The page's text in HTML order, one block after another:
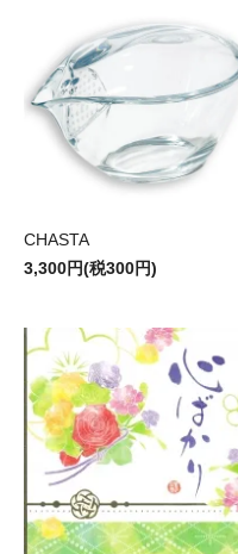
CHASTA
3,300円(税300円)